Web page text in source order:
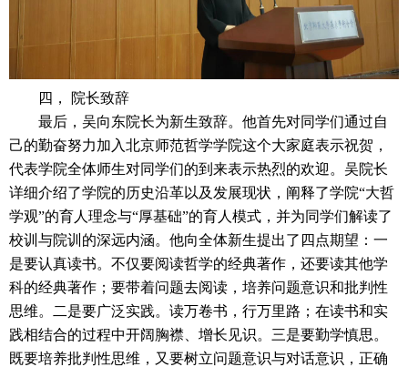
四， 院长致辞
最后，吴向东院长为新生致辞。 他首先对同学们通过自
己的勤奋努力加入北京师范哲学学院这个大家庭表示祝贺，
代表学院全体师生对同学们的到来表示热烈的欢迎。 吴院长
详细介绍了学院的历史沿革以及发展现状，阐释了学院“大哲
学观”的育人理念与“厚基础”的育人模式，并为同学们解读了
校训与院训的深远内涵。 他向全体新生提出了四点期望： 一
是要认真读书。 不仅要阅读哲学的经典著作，还要读其他学
科的经典著作； 要带着问题去阅读，培养问题意识和批判性
思维。
二是要广泛实践。 读万卷书，行万里路； 在读书和实
践相结合的过程中开阔胸襟、增长见识。 三是要勤学慎思。
既要培养批判性思维，又要树立问题意识与对话意识，正确